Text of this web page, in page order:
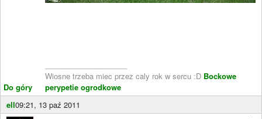
Do góry
Wiosne trzeba miec przez caly rok w sercu :D Bockowe
perypetie ogrodkowe
ell09:21, 13 paź 2011